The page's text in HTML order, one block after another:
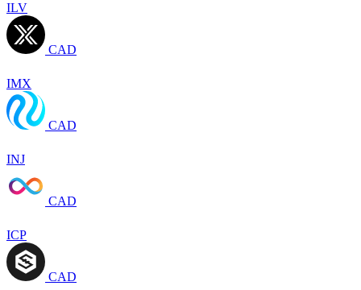
ILV
CAD
IMX
CAD
INJ
CAD
ICP
CAD